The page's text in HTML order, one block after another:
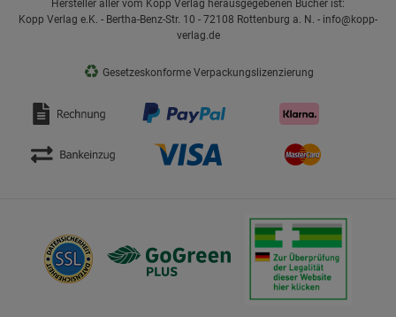
Hersteller aller vom Kopp Verlag herausgegebenen Bücher ist:
Kopp Verlag e.K. - Bertha-Benz-Str. 10 - 72108 Rottenburg a. N. - info@kopp-
verlag.de
♻ Gesetzeskonforme Verpackungslizenzierung